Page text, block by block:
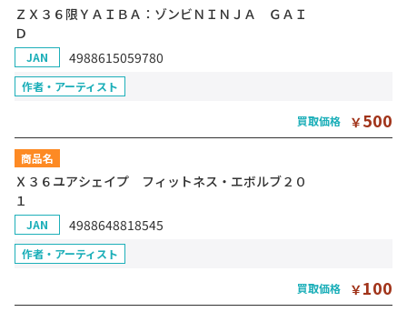
ＺＸ３６限ＹＡＩＢＡ：ゾンビＮＩＮＪＡ ＧＡＩ
Ｄ
JAN 4988615059780
作者・アーティスト
買取価格 ￥500
商品名
Ｘ３６ユアシェイプ フィットネス・エボルブ２０
１
JAN 4988648818545
作者・アーティスト
買取価格 ￥100